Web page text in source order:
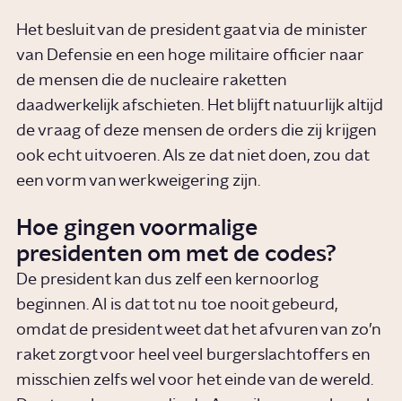
Het besluit van de president gaat via de minister
van Defensie en een hoge militaire officier naar
de mensen die de nucleaire raketten
daadwerkelijk afschieten. Het blijft natuurlijk altijd
de vraag of deze mensen de orders die zij krijgen
ook echt uitvoeren. Als ze dat niet doen, zou dat
een vorm van werkweigering zijn.
Hoe gingen voormalige
presidenten om met de codes?
De president kan dus zelf een kernoorlog
beginnen. Al is dat tot nu toe nooit gebeurd,
omdat de president weet dat het afvuren van zo’n
raket zorgt voor heel veel burgerslachtoffers en
misschien zelfs wel voor het einde van de wereld.